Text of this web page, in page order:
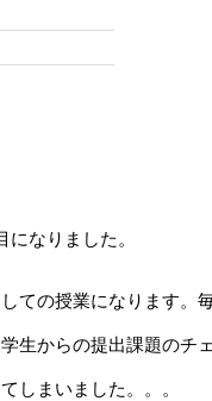
なりました。
ての授業になります。
生からの提出課題のチ
しまいました。。。